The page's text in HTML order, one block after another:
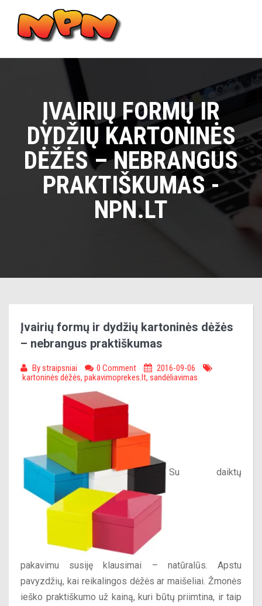
content
ĮVAIRIŲ FORMŲ IR
DYDŽIŲ KARTONINĖS
DĖŽĖS – NEBRANGUS
PRAKTIŠKUMAS -
NPN.LT
Įvairių formų ir dydžių kartoninės dėžės
– nebrangus praktiškumas
Bystraipsniai 0 Comment
2016-09-06
kartoninės dėžės, pakavimoprekes.lt, sandėliavimas
Su daiktų
pakavimu susiję klausimai – natūralūs. Apstu
pavyzdžių, kai reikalingos dėžės ar maišeliai. Žmonės
ieško praktiškumo už kainą, kuri būtų priimtina, ir taip